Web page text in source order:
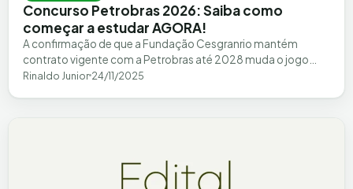
Concurso Petrobras 2026: Saiba como
começar a estudar AGORA!
A confirmação de que a Fundação Cesgranrio mantém
contrato vigente com a Petrobras até 2028 muda o jogo
para quem deseja uma…
Rinaldo Junior 24/11/2025